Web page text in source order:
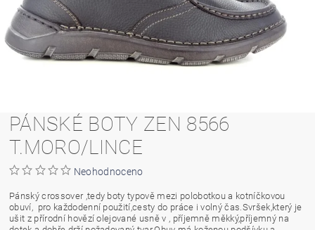
PÁNSKÉ BOTY ZEN 8566
T.MORO/LINCE
Neohodnoceno
Pánský crossover ,tedy boty typově mezi polobotkou a kotníčkovou
obuví, pro každodenní použití,cesty do práce i volný čas.Svršek,který je
ušit z přírodní hovězí olejované usně v , příjemně měkký,příjemný na